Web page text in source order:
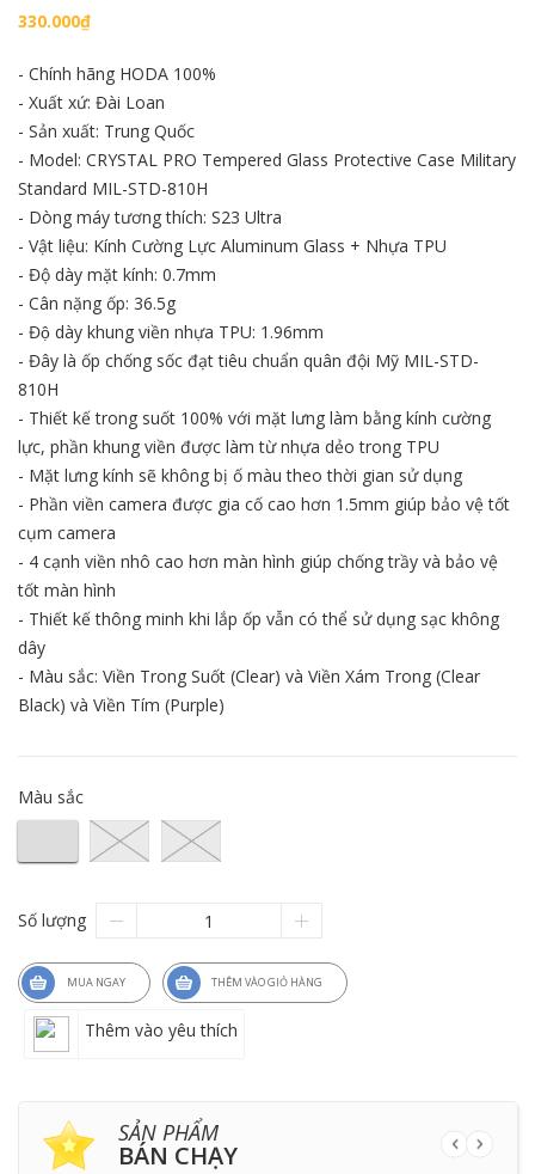
330.000₫
- Chính hãng HODA 100%
- Xuất xứ: Đài Loan
- Sản xuất: Trung Quốc
- Model: CRYSTAL PRO Tempered Glass Protective Case Military
Standard MIL-STD-810H
- Dòng máy tương thích: S23 Ultra
- Vật liệu: Kính Cường Lực Aluminum Glass + Nhựa TPU
- Độ dày mặt kính: 0.7mm
- Cân nặng ốp: 36.5g
- Độ dày khung viền nhựa TPU: 1.96mm
- Đây là ốp chống sốc đạt tiêu chuẩn quân đội Mỹ MIL-STD-
810H
- Thiết kế trong suốt 100% với mặt lưng làm bằng kính cường
lực, phần khung viền được làm từ nhựa dẻo trong TPU
- Mặt lưng kính sẽ không bị ố màu theo thời gian sử dụng
- Phần viền camera được gia cố cao hơn 1.5mm giúp bảo vệ tốt
cụm camera
- 4 cạnh viền nhô cao hơn màn hình giúp chống trầy và bảo vệ
tốt màn hình
- Thiết kế thông minh khi lắp ốp vẫn có thể sử dụng sạc không
dây
- Màu sắc: Viền Trong Suốt (Clear) và Viền Xám Trong (Clear
Black) và Viền Tím (Purple)
Màu sắc
Số lượng
MUA NGAY THÊM VÀO GIỎ HÀNG
Thêm vào yêu thích
SẢN PHẨM
BÁN CHẠY